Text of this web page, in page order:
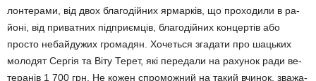
лонтерами, від двох благодійних ярмарків, що проходили в ра­
йоні, від приватних підприємців, благодійних концертів або
просто небайдужих громадян. Хочеться згадати про шацьких
молодят Сергія та Віту Терет, які передали на рахунок ради ве­
теранів 1 700 грн. Не кожен спроможний на такий вчинок, зва­жа­